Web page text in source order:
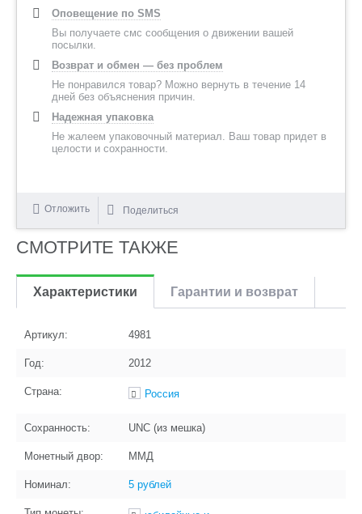
Оповещение по SMS
Вы получаете смс сообщения о движении вашей
посылки.
Возврат и обмен — без проблем
Не понравился товар? Можно вернуть в течение 14
дней без объяснения причин.
Надежная упаковка
Не жалеем упаковочный материал. Ваш товар придет в
целости и сохранности.
Отложить Поделиться
СМОТРИТЕ ТАКЖЕ
Характеристики Гарантии и возврат
Артикул: 4981
Год: 2012
Страна: Россия
Сохранность: UNC (из мешка)
Монетный двор: ММД
Номинал: 5 рублей